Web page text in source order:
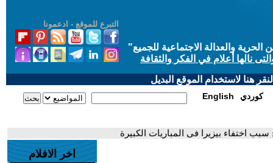
التبرع للموقع - ادعمونا
والعدالة الاجتماعية للجميع"
نالها أعلام في الفكر والثقافة
هنا لاستخدام الموقع البديل
English كوردي
اختفاء بيزيرا فى المباريات الكبيرة
اخر الافلام